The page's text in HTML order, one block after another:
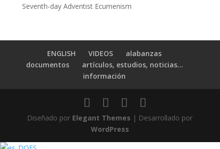
Seventh-day Adventist Ecumenism
ENGLISH VIDEOS
alabanzas
documentos
artículos, estudios, noticias…
información
Diseñado por Elegant Themes | Desarrollado por
WordPress